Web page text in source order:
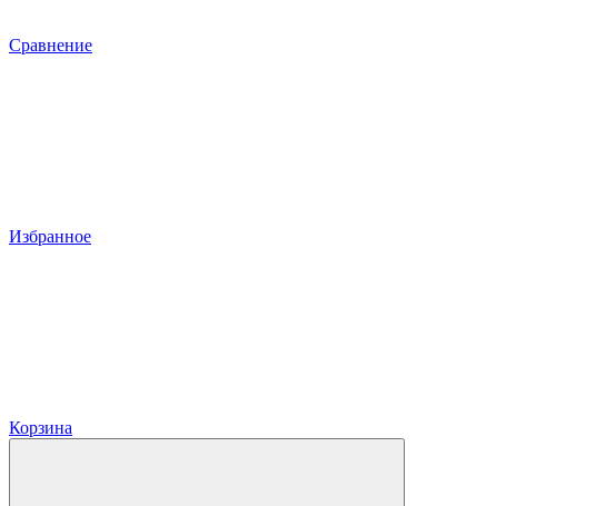
Сравнение
Избранное
Корзина